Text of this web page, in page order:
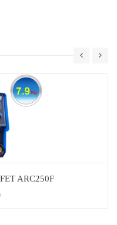
ARC250F